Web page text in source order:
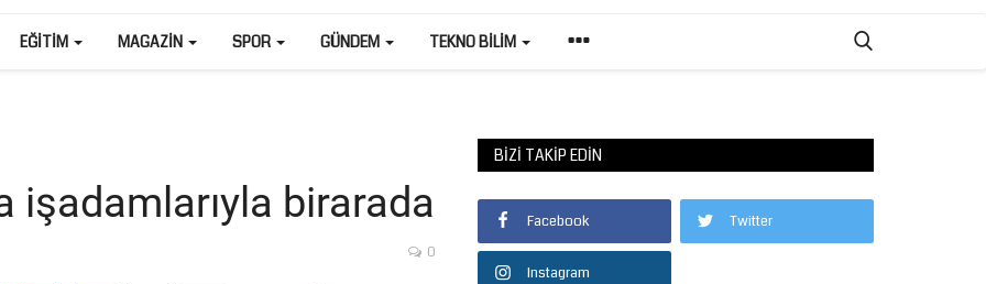
EĞITIM MAGAZIN SPOR GÜNDEM TEKNO BILIM
işadamlarıyla birarada
0
BIZI TAKIP EDIN
Facebook Twitter
Instagram